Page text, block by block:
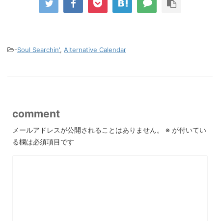
-Soul Searchin', Alternative Calendar
comment
メールアドレスが公開されることはありません。 ※ が付いてい
る欄は必須項目です